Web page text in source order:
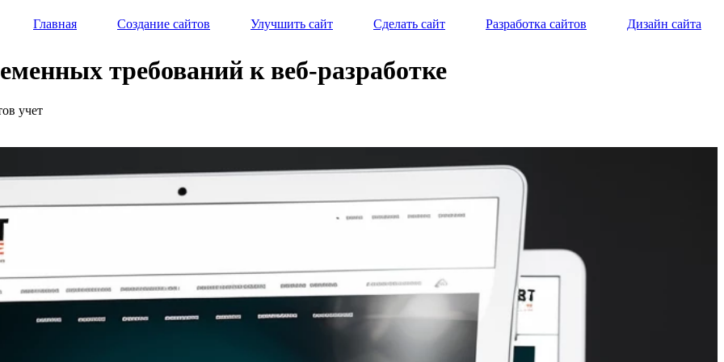
Главная Создание сайтов Улучшить сайт Сделать сайт Разработка сайтов Дизайн сайта
требований к веб-разработке
учет